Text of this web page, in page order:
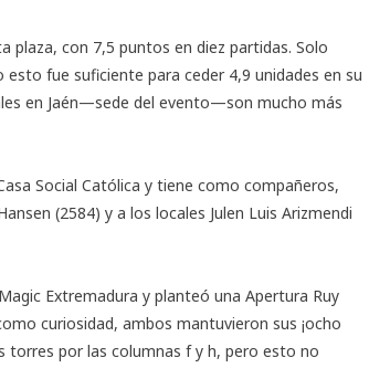
plaza, con 7,5 puntos en diez partidas. Solo
fue suficiente para ceder 4,9 unidades en su
en Jaén—sede del evento—son mucho más
Social Católica y tiene como compañeros,
(2584) y a los locales Julen Luis Arizmendi
Extremadura y planteó una Apertura Ruy
curiosidad, ambos mantuvieron sus ¡ocho
torres por las columnas f y h, pero esto no